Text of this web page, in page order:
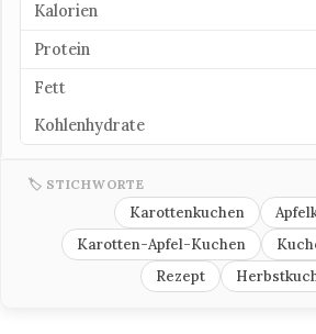
Kalorien
Protein
Fett
Kohlenhydrate
🏷 STICHWORTE
Karottenkuchen
Karotten-Apfel-Kuchen
Rezept